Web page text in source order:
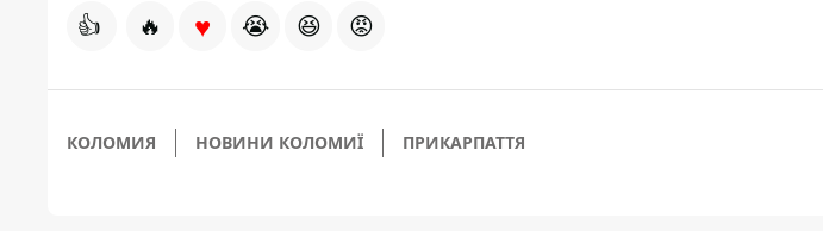
👍 🔥 ♥ 😭 😆 😡
КОЛОМИЯ НОВИНИ КОЛОМИЇ ПРИКАРПАТТЯ